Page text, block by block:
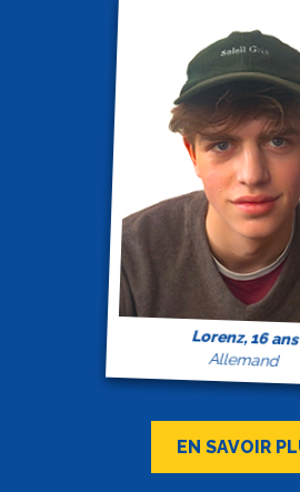
Lorenz, 16 ans
Allemand
EN SAVOIR